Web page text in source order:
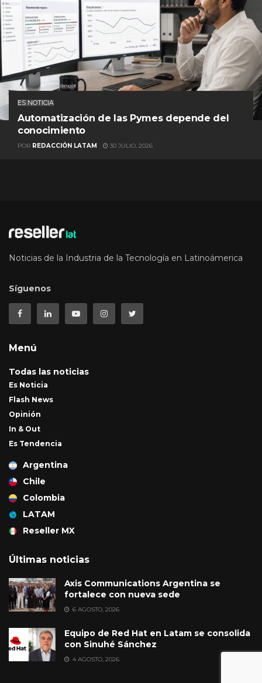
ES NOTICIA
Automatización de las Pymes depende del
conocimiento
POR REDACCIÓN LATAM 30 JULIO, 2026
Noticias de la Industria de la Tecnología en Latinoámerica
Síguenos
Menú
Todas las noticias
Es Noticia
Flash News
Opinión
In & Out
Es Tendencia
Argentina
Chile
Colombia
LATAM
Reseller MX
Últimas noticias
Axis Communications Argentina se
fortalece con nueva sede
6 AGOSTO, 2026
Equipo de Red Hat en Latam se consolida
con Sinuhé Sánchez
4 AGOSTO, 2026